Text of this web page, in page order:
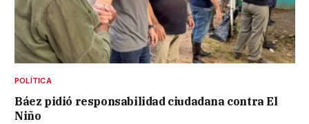
POLÍTICA
Báez pidió responsabilidad ciudadana contra El
Niño